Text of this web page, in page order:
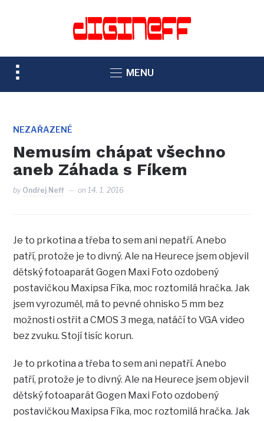
TOGGLE
SIDEBAR
NAVIGATION
MENU
NEZAŘAZENÉ
Nemusím chápat všechno
aneb Záhada s Fíkem
by Ondřej Neff on14. 1. 2016
Je to prkotina a třeba to sem ani nepatří. Anebo
patří, protože je to divný. Ale na Heurece jsem objevil
dětský fotoaparát Gogen Maxi Foto ozdobený
postavičkou Maxipsa Fíka, moc roztomilá hračka. Jak
jsem vyrozuměl, má to pevné ohnisko 5 mm bez
možnosti ostřit a CMOS 3 mega, natáčí to VGA video
bez zvuku. Stojí tisíc korun.
Je to prkotina a třeba to sem ani nepatří. Anebo
patří, protože je to divný. Ale na Heurece jsem objevil
dětský fotoaparát Gogen Maxi Foto ozdobený
postavičkou Maxipsa Fíka, moc roztomilá hračka. Jak